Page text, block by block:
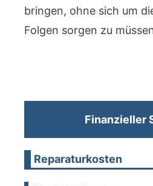
bringen, ohne sich um
Folgen sorgen zu
Finanzieller
Reparaturkosten